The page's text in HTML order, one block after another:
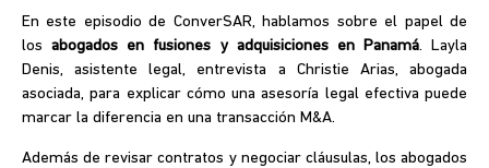
En este episodio de ConverSAR, hablamos sobre el papel de
losabogados en fusiones y adquisiciones en Panamá. Layla
Denis, asistente legal, entrevista a Christie Arias, abogada
asociada, para explicar cómo una asesoría legal efectiva puede
marcar la diferencia en una transacción M&A.
Además de revisar contratos y negociar cláusulas, los abogados